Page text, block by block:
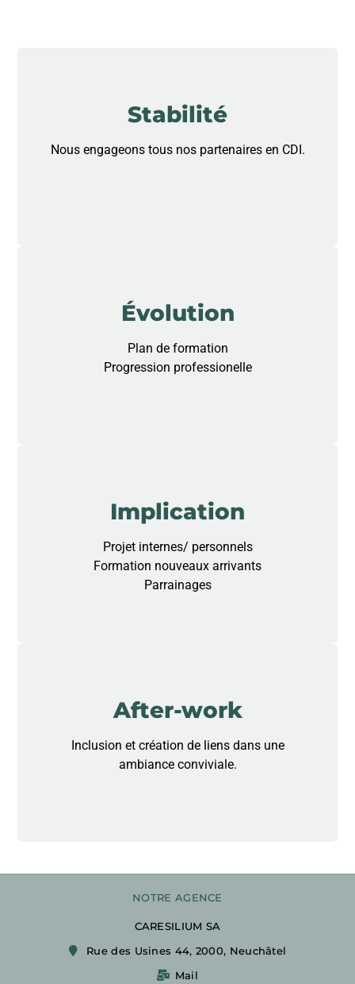
Stabilité
Nous engageons tous nos partenaires en CDI.
Évolution
Plan de formation
Progression professionelle
Implication
Projet internes/ personnels
Formation nouveaux arrivants
Parrainages
After-work
Inclusion et création de liens dans une
ambiance conviviale.
NOTRE AGENCE
CARESILIUM SA
Rue des Usines 44, 2000, Neuchâtel
Mail